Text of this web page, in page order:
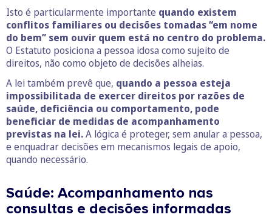
Isto é particularmente importante quando existem
conflitos familiares ou decisões tomadas “em nome
do bem” sem ouvir quem está no centro do problema.
O Estatuto posiciona a pessoa idosa como sujeito de
direitos, não como objeto de decisões alheias.
A lei também prevê que, quando a pessoa esteja
impossibilitada de exercer direitos por razões de
saúde, deficiência ou comportamento, pode
beneficiar de medidas de acompanhamento
previstas na lei.A lógica é proteger, sem anular a pessoa,
e enquadrar decisões em mecanismos legais de apoio,
quando necessário.
Saúde: Acompanhamento nas
consultas e decisões informadas